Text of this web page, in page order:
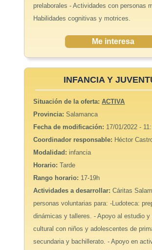
prelaborales - Actividades con personas
Habilidades cognitivas y motrices.
Me interesa
INFANCIA Y
Situación de la oferta:ACTIVA
Provincia:Salamanca
Fecha de modificación: 17/01/2022 -
Coordinador responsable: Héctor
Modalidad: infancia
Horario:Tarde
Rango horario: 17-19h
Actividades a desarrollar:Cáritas
personas voluntarias para: -Ludoteca:
dinámicas y talleres. - Apoyo al estudio y
cultural con niños y adolescentes de
secundaria y bachillerato. - Apoyo en